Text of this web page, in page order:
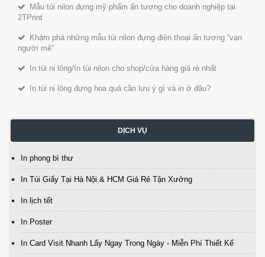
Mẫu túi nilon đựng mỹ phẩm ấn tượng cho doanh nghiệp tại
2TPrint
Khám phá những mẫu túi nilon đựng điện thoại ấn tượng “vạn
người mê”
In túi ni lông/In túi nilon cho shop/cửa hàng giá rẻ nhất
In túi ni lông đựng hoa quả cần lưu ý gì và in ở đâu?
DỊCH VỤ
In phong bì thư
In Túi Giấy Tại Hà Nội & HCM Giá Rẻ Tận Xưởng
In lịch tết
In Poster
In Card Visit Nhanh Lấy Ngay Trong Ngày - Miễn Phí Thiết Kế